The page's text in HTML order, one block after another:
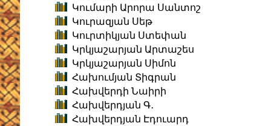
Կումարի Արորա Սանտոշ
Կուրազյան Սեթ
Կուրտիկյան Ստեփան
Կրկյաշարյան Արտաշես
Կրկյաշարյան Սիմոն
Հախումյան Տիգրան
Հախվերդի Նաիրի
Հախվերդյան Գ․
Հախվերդյան Էդուարդ